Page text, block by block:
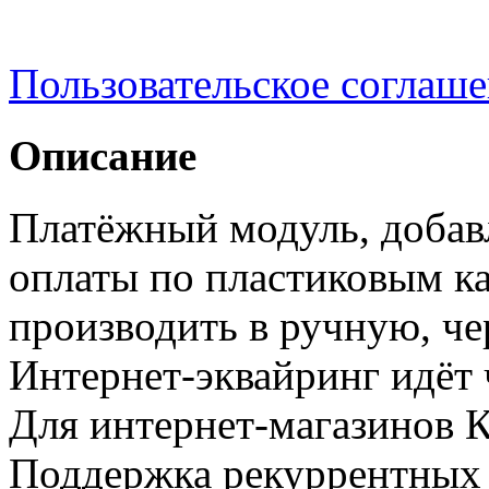
Пользовательское
Описание
Платёжный модуль,
оплаты по пластиковым
производить в ручную,
Интернет-эквайринг
Для интернет-магазинов
Поддержка